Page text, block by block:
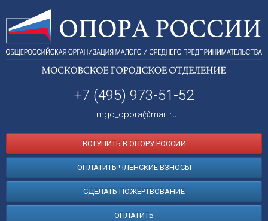
+7 (495) 973-51-52
mgo_opora@mail.ru
ВСТУПИТЬ В ОПОРУ РОССИИ
ОПЛАТИТЬ ЧЛЕНСКИЕ ВЗНОСЫ
СДЕЛАТЬ ПОЖЕРТВОВАНИЕ
ОПЛАТИТЬ